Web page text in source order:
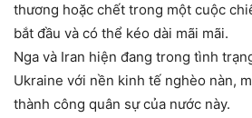
thương hoặc chết trong một cuộc
bắt đầu và có thể kéo dài mãi mãi.
Nga và Iran hiện đang trong tình
Ukraine với nền kinh tế nghèo nàn,
thành công quân sự của nước này.